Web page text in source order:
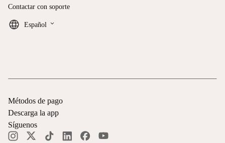
Contactar con soporte
Español keyboard_arrow_down
Métodos de pago
Descarga la app
Síguenos